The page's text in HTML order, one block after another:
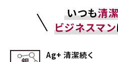
いつも清
ビジネスマン
Ag+ 清潔続く